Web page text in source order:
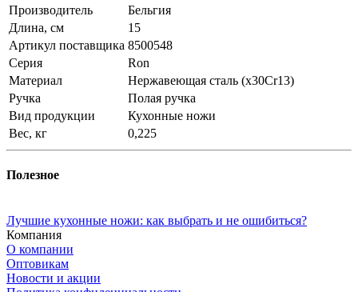
Производитель
Бельгия
Длина, см
15
Артикул поставщика 8500548
Серия
Ron
Материал
Нержавеющая сталь (x30Cr13)
Ручка
Полая ручка
Вид продукции
Кухонные ножи
Вес, кг
0,225
Полезное
Лучшие кухонные ножи: как выбрать и не ошибиться?
Компания
О компании
Оптовикам
Новости и акции